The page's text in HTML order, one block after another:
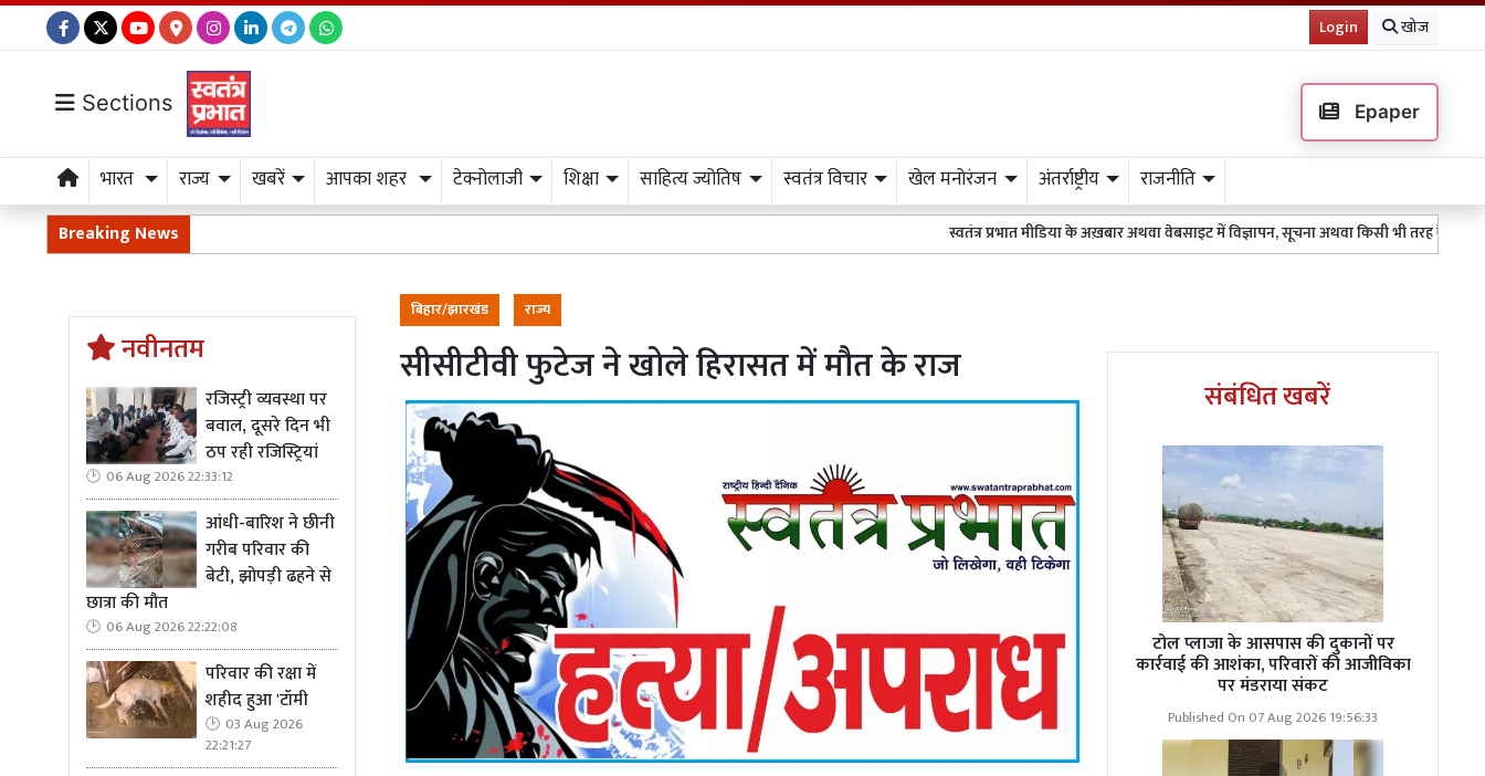
Login खोज
Sections Epaper
भारत राज्य खबरें आपका शहर टेक्नोलाजी शिक्षा साहित्य ज्योतिष स्वतंत्र विचार खेल मनोरंजन अंतर्राष्ट्रीय राजनीति
Breaking News स्वतंत्र प्रभात मीडिया के अख़बार अथवा वेबसाइट में विज्ञापन, सूचना अथवा किसी भी तरह के प्रकाशन के लिए
नवीनतम
रजिस्ट्री व्यवस्था पर
बवाल, दूसरे दिन भी
ठप रही रजिस्ट्रियां
06 Aug 2026 22:33:12
आंधी-बारिश ने छीनी
गरीब परिवार की
बेटी, झोपड़ी ढहने से
छात्रा की मौत
06 Aug 2026 22:22:08
परिवार की रक्षा में
शहीद हुआ 'टॉमी
03 Aug 2026
22:21:27
बिहार/झारखंड राज्य
सीसीटीवी फुटेज ने खोले हिरासत में मौत के राज
संबंधित खबरें
टोल प्लाजा के आसपास की दुकानों पर
कार्रवाई की आशंका, परिवारों की आजीविका
पर मंडराया संकट
Published On 07 Aug 2026 19:56:33